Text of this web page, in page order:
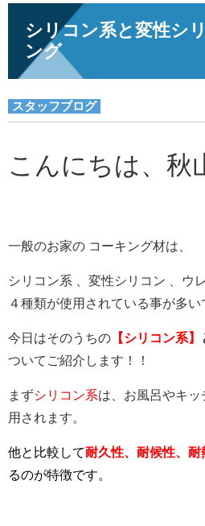
シリコン系と変性シ
ング
スタッフブログ
こんにちは、秋
一般のお家の コーキング材は、
シリコン系 、変性シリコン 、ウ
４種類が使用されている事が多い
今日はそのうちの 【シリコン系】
ついてご紹介します！！
まずシリコン系は、お風呂やキ
用されます。
他と比較して耐久性、耐候性、
るのが特徴です。